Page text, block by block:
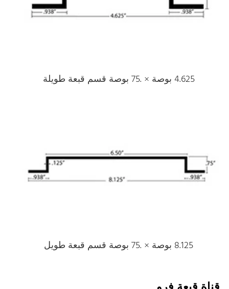
4.625 بوصة × .75 بوصة قسم قبعة طويلة
8.125 بوصة × .75 بوصة قسم قبعة طويل